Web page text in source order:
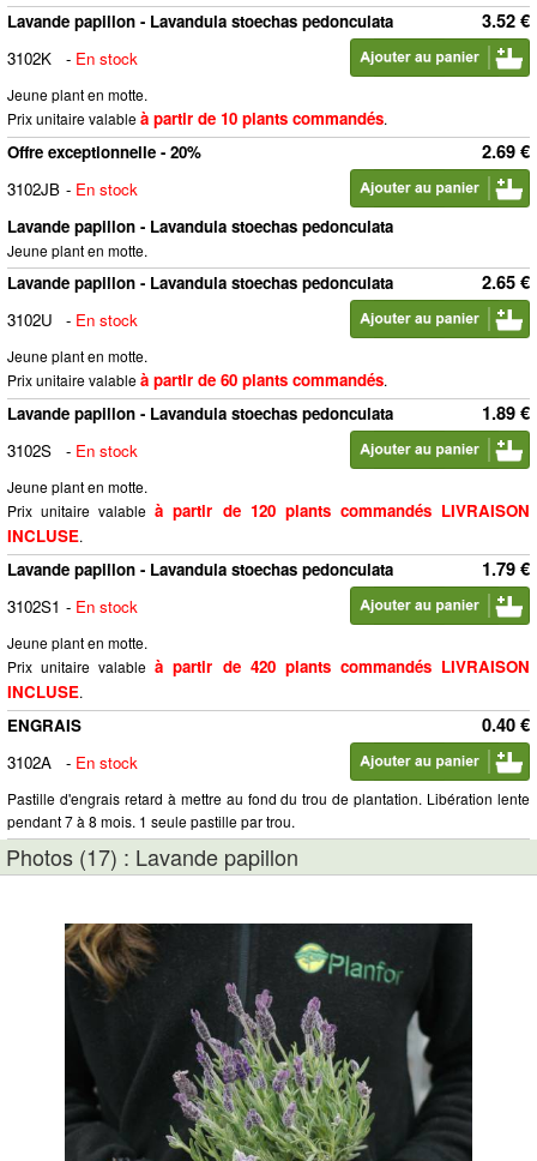
3.52 €
Lavande papillon - Lavandula stoechas pedonculata
3102K
- En stock
Jeune plant en motte.
Prix unitaire valableà partir de 10 plants commandés.
2.69 €
Offre exceptionnelle - 20%
3102JB - En stock
Lavande papillon - Lavandula stoechas pedonculata
Jeune plant en motte.
2.65 €
Lavande papillon - Lavandula stoechas pedonculata
3102U
- En stock
Jeune plant en motte.
Prix unitaire valableà partir de 60 plants commandés.
1.89 €
Lavande papillon - Lavandula stoechas pedonculata
3102S
- En stock
Jeune plant en motte.
Prix unitaire valableà partir de 120 plants commandés LIVRAISON
INCLUSE.
1.79 €
Lavande papillon - Lavandula stoechas pedonculata
3102S1 - En stock
Jeune plant en motte.
Prix unitaire valableà partir de 420 plants commandés LIVRAISON
INCLUSE.
0.40 €
ENGRAIS
3102A
- En stock
Pastille d'engrais retard à mettre au fond du trou de plantation. Libération lente
pendant 7 à 8 mois. 1 seule pastille par trou.
Photos (17) : Lavande papillon